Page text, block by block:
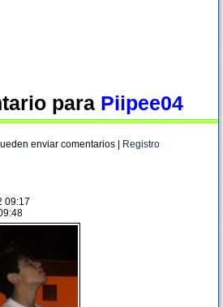
para Piipee04
enviar comentarios | Registro
09:17